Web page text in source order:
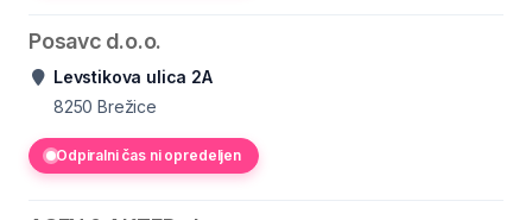
Posavc d.o.o.
Levstikova ulica 2A
8250 Brežice
Odpiralni čas ni opredeljen